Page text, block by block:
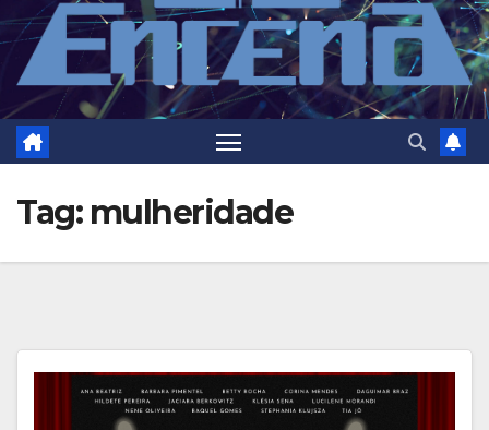
Tag: mulheridade